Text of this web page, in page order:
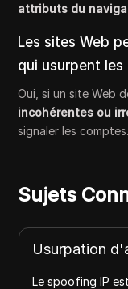
attributs du
Les sites Web
qui usurpent
Oui, si un site Web
incohérentes ou
signaler les comptes.
Sujets
Usurpation
Le spoofing IP